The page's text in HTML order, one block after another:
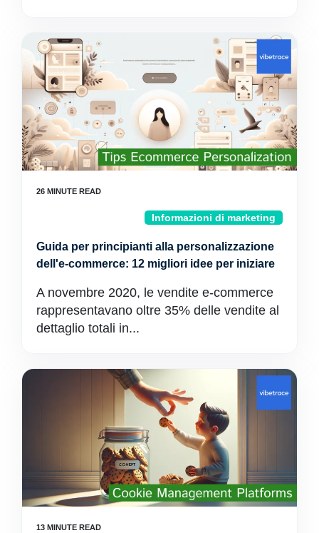
Informazioni di marketing
Guida per principianti alla personalizzazione
dell'e-commerce: 12 migliori idee per iniziare
A novembre 2020, le vendite e-commerce
rappresentavano oltre 35% delle vendite al
dettaglio totali in...